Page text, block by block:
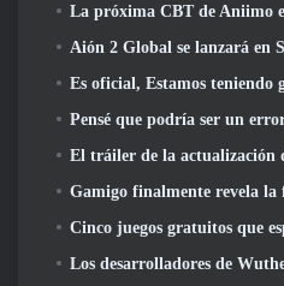
La próxima CBT de Aniimo está en camino... Y, Tenemos una ventana
Aión 2 Global se lanzará en Steam y Purple a
Es oficial, Estamos teniendo guerras de
Pensé que podría ser un error de Neverness To Everness tener el evento Porsche Collab Gacha tan
El tráiler de la actualización de contenido final de Destiny 2 es
Gamigo finalmente revela la fecha del regreso de Gloria Victis,
Cinco juegos gratuitos que espero ver durante el
Los desarrolladores de Wuthering Waves discuten la creación de la secuencia